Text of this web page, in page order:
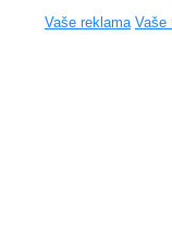
Vaše reklama Vaše